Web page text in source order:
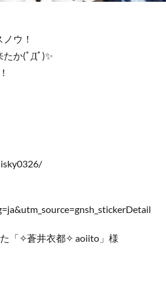
ウ！
か(ﾟДﾟ)✨
「✧蒼井衣都✧ aoiito」様